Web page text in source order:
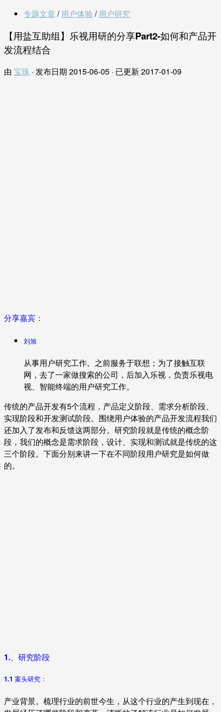
专题文章/ 用户体验 / 用户研究
【用盐互助组】乐视用研的分享Part2-如何和产品开
发流程结合
由 宝珠 · 发布日期 2015-06-05 · 已更新2017-01-09
分享嘉宾：
刘旭
从事用户研究工作。之前服务于联想；为了接触互联
网，去了一家做搜索的公司，后加入乐视，负责乐视电
视、智能终端的用户研究工作。
传统的产品开发有5个流程，产品定义阶段、需求分析阶段、
实现阶段和开发测试阶段。围绕用户体验的产品开发流程我们
还加入了发布和反馈这两部分。研究阶段就是传统的概念阶
段，我们的概念是需求阶段，设计、实现和测试就是传统的这
三个阶段。下面分别来讲一下在不同阶段用户研究是如何做
的。
1.、研究阶段
1.1 案头研究：
产业背景。梳理行业的前世今生，从这个行业的产生到现在，